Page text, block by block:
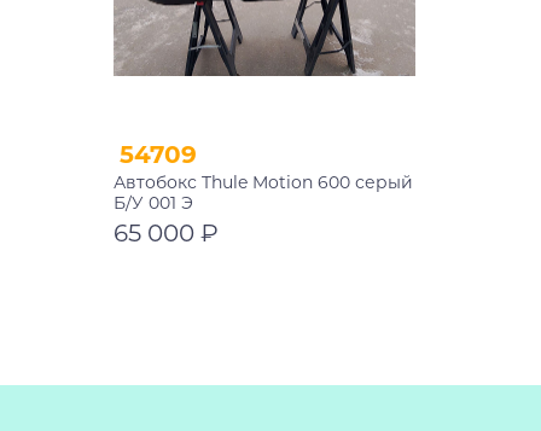
54709
Автобокс Thule Motion 600 серый
Б/У 001 Э
65 000 ₽